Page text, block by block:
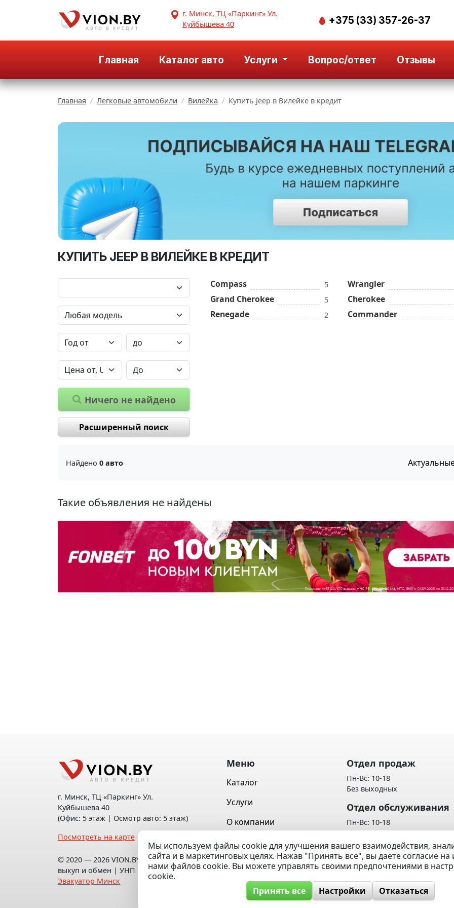
г. Минск, ТЦ «Паркинг» Ул.
Куйбышева 40
+375 (33) 357-26-37
Главная Каталог авто Услуги Вопрос/ответ Отзывы
Главная Легковые автомобили Вилейка Купить Jeep в Вилейке в кредит
КУПИТЬ JEEP В ВИЛЕЙКЕ В КРЕДИТ
Ничего не найдено
Расширенный поиск
Compass 5
Grand Cherokee 5
Renegade 2
Wrangler
Cherokee
Commander
Найдено 0 авто
Такие объявления не найдены
г. Минск, ТЦ «Паркинг» Ул.
Куйбышева 40
(Офис: 5 этаж | Осмотр авто: 5 этаж)
Посмотреть на карте
© 2020 — 2026 VION.BY — Продажа,
выкуп и обмен | УНП 192961100 |
Эвакуатор Минск
Меню
Каталог
Услуги
О компании
Контакты
Вопрос / Ответ
Отдел продаж
Пн-Вс: 10-18
Без выходных
Отдел обслуживания
Пн-Вс: 10-18
Без выходных
Политика обработки
данных
Мы используем файлы cookie для улучшения вашего взаимодействия,
сайта и в маркетинговых целях. Нажав "Принять все", вы даете согласие
нами файлов cookie. Вы можете управлять своими предпочтениями в
cookie.
Принять все
Настройки Отказаться